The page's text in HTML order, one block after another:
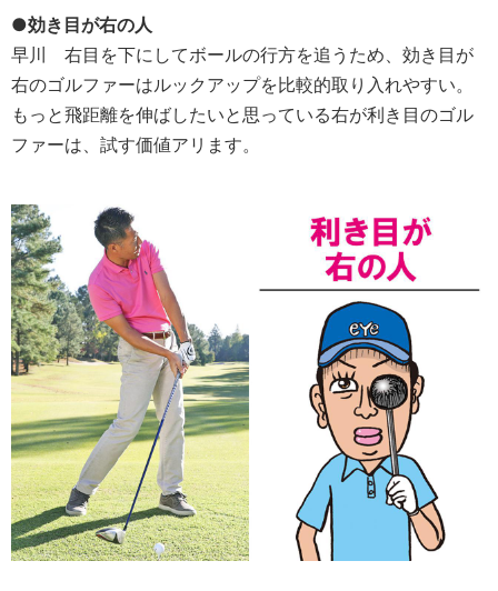
●効き目が右の人
早川 右目を下にしてボールの行方を追うため、効き目が
右のゴルファーはルックアップを比較的取り入れやすい。
もっと飛距離を伸ばしたいと思っている右が利き目のゴル
ファーは、試す価値アリます。